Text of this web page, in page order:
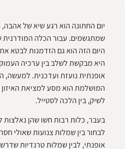
יום החתונה הוא רגע שיא של
שמתגשמים. עבור הכלה
היום הזה הוא גם הזדמנות לבטא את
היא מבקשת לשלב בין ערכיה
אופנתית נועזת ועדכנית.
המושלמת הוא מסע למציאת האיזון
לשיק, בין הלכה לסטייל.
בעבר, כלות רבות חשו שהן נאלצות
לבחור בין שמלות צנועות שאולי
אופנתי, לבין שמלות טרנדיות